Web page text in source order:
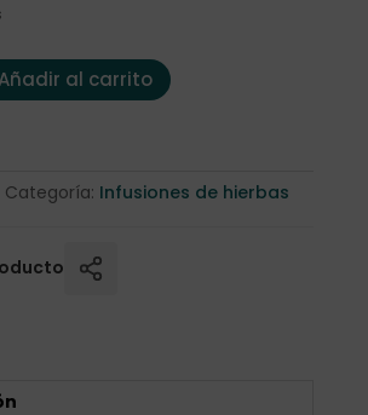
cantidad
Añadir al carrito
Categoría: Infusiones de hierbas